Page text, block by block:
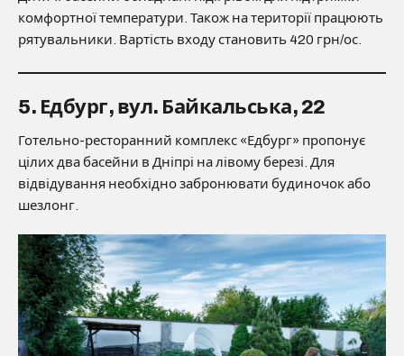
комфортної температури. Також на території працюють
рятувальники. Вартість входу становить 420 грн/ос.
5. Едбург, вул. Байкальська, 22
Готельно-ресторанний комплекс «Едбург» пропонує
цілих два басейни в Дніпрі на лівому березі. Для
відвідування необхідно забронювати будиночок або
шезлонг.